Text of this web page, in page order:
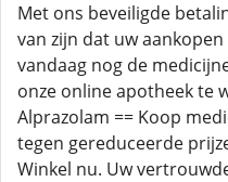
Met ons beveiligde
van zijn dat uw
vandaag nog de
onze online apotheek te
Alprazolam == Koop
tegen gereduceerde
Winkel nu. Uw